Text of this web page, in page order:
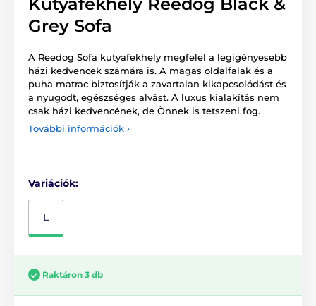
Grey Sofa
A Reedog Sofa kutyafekhely megfelel a legigényesebb
házi kedvencek számára is. A magas oldalfalak és a
puha matrac biztosítják a zavartalan kikapcsolódást és
a nyugodt, egészséges alvást. A luxus kialakítás nem
csak házi kedvencének, de Önnek is tetszeni fog.
További információk ›
Variációk:
L
Raktáron 3 db